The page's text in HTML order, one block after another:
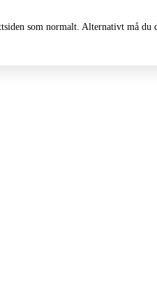
som normalt. Alternativt må du